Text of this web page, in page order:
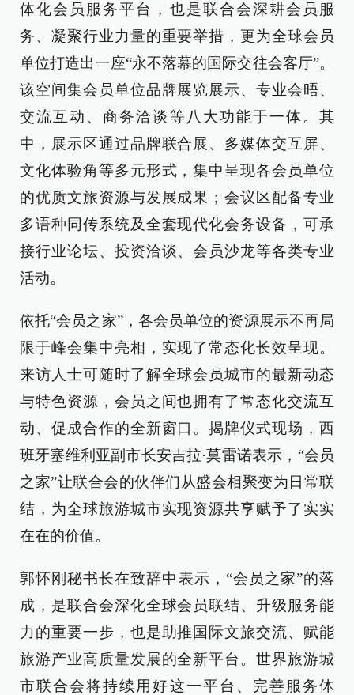
体化会员服务平台，也是联合会深耕会员服
务、凝聚行业力量的重要举措，更为全球会员
单位打造出一座“永不落幕的国际交往会客厅”。
该空间集会员单位品牌展览展示、专业会晤、
交流互动、商务洽谈等八大功能于一体。其
中，展示区通过品牌联合展、多媒体交互屏、
文化体验角等多元形式，集中呈现各会员单位
的优质文旅资源与发展成果；会议区配备专业
多语种同传系统及全套现代化会务设备，可承
接行业论坛、投资洽谈、会员沙龙等各类专业
活动。
依托“会员之家”，各会员单位的资源展示不再局
限于峰会集中亮相，实现了常态化长效呈现。
来访人士可随时了解全球会员城市的最新动态
与特色资源，会员之间也拥有了常态化交流互
动、促成合作的全新窗口。揭牌仪式现场，西
班牙塞维利亚副市长安吉拉·莫雷诺表示，“会员
之家”让联合会的伙伴们从盛会相聚变为日常联
结，为全球旅游城市实现资源共享赋予了实实
在在的价值。
郭怀刚秘书长在致辞中表示，“会员之家”的落
成，是联合会深化全球会员联结、升级服务能
力的重要一步，也是助推国际文旅交流、赋能
旅游产业高质量发展的全新平台。世界旅游城
市联合会将持续用好这一平台、完善服务体